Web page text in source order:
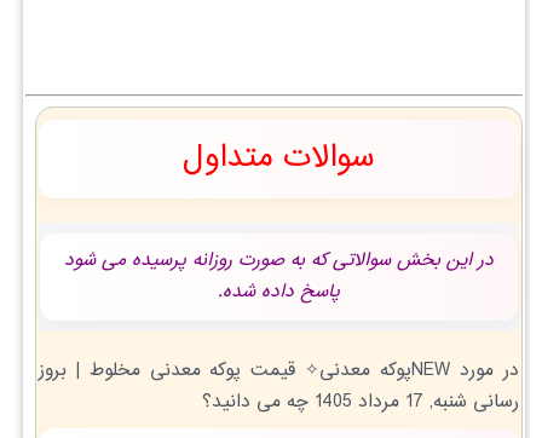
سوالات متداول
در این بخش سوالاتی که به صورت روزانه پرسیده می شود
پاسخ داده شده.
در مورد NEWپوکه معدنی✧ قیمت پوکه معدنی مخلوط | بروز
رسانی شنبه, 17 مرداد 1405 چه می دانید؟